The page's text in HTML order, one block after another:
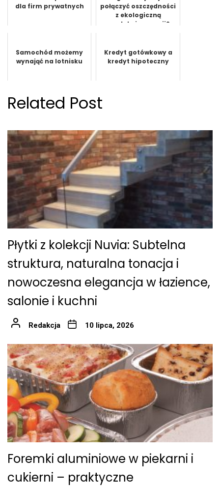
dla firm prywatnych
połączyć oszczędności
z ekologiczną
produkcją energii?
Samochód możemy
wynająć na lotnisku
Kredyt gotówkowy a
kredyt hipoteczny
Related Post
Płytki z kolekcji Nuvia: Subtelna
struktura, naturalna tonacja i
nowoczesna elegancja w łazience,
salonie i kuchni
Redakcja 10 lipca, 2026
Foremki aluminiowe w piekarni i
cukierni – praktyczne